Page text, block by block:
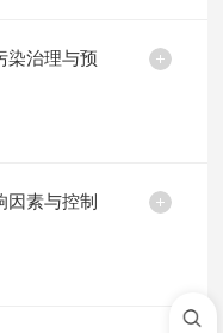
染治理与预
素与控制